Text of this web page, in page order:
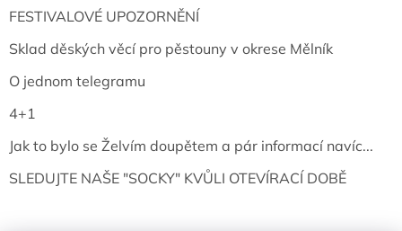
FESTIVALOVÉ UPOZORNĚNÍ
Sklad děských věcí pro pěstouny v okrese Mělník
O jednom telegramu
4+1
Jak to bylo se Želvím doupětem a pár informací navíc...
SLEDUJTE NAŠE "SOCKY" KVŮLI OTEVÍRACÍ DOBĚ